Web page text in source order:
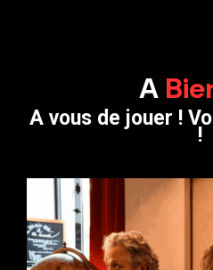
A
A vous de jouer !
!